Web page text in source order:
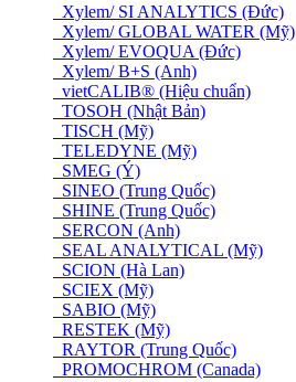
Xylem/ SI ANALYTICS (Đức)
Xylem/ GLOBAL WATER (Mỹ)
Xylem/ EVOQUA (Đức)
Xylem/ B+S (Anh)
vietCALIB® (Hiệu chuẩn)
TOSOH (Nhật Bản)
TISCH (Mỹ)
TELEDYNE (Mỹ)
SMEG (Ý)
SINEO (Trung Quốc)
SHINE (Trung Quốc)
SERCON (Anh)
SEAL ANALYTICAL (Mỹ)
SCION (Hà Lan)
SCIEX (Mỹ)
SABIO (Mỹ)
RESTEK (Mỹ)
RAYTOR (Trung Quốc)
PROMOCHROM (Canada)